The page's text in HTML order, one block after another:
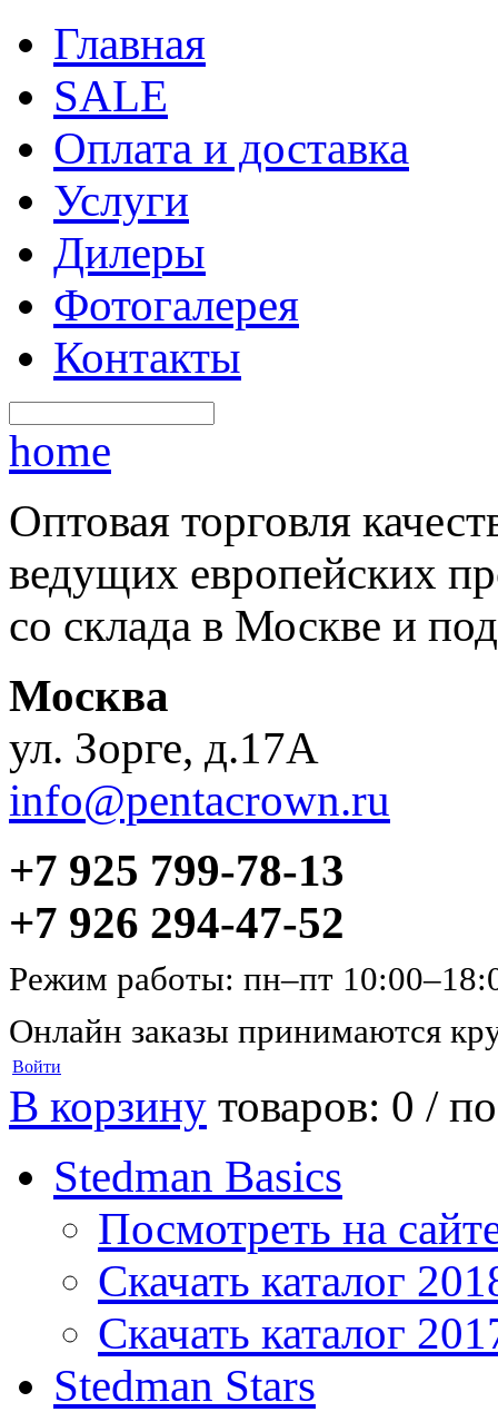
Главная
SALE
Оплата и доставка
Услуги
Дилеры
Фотогалерея
Контакты
home
Оптовая торговля
ведущих европейских
со склада в Москве и под
Москва
ул. Зорге, д.17А
info@pentacrown.ru
+7 925 799-78-13
+7 926 294-47-52
Режим работы: пн–пт
Онлайн заказы принимаются
Войти
В корзину товаров: 0 /
Stedman Basics
Посмотреть на
Скачать каталог
Скачать каталог
Stedman Stars